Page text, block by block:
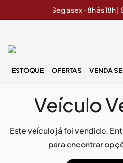
Seg a sex - 8h às 18h |
ESTOQUE OFERTAS VENDA
Veículo
Este veículo já foi vendido.
para encontrar